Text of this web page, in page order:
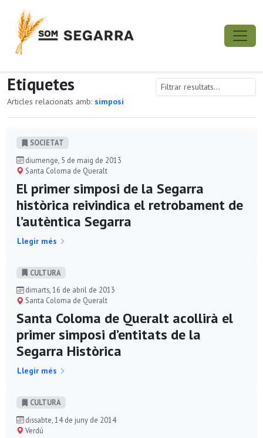
Etiquetes
Articles relacionats amb: simposi
SOCIETAT
diumenge, 5 de maig de 2013
Santa Coloma de Queralt
El primer simposi de la Segarra
històrica reivindica el retrobament de
l’autèntica Segarra
Llegir més
CULTURA
dimarts, 16 de abril de 2013
Santa Coloma de Queralt
Santa Coloma de Queralt acollirà el
primer simposi d’entitats de la
Segarra Històrica
Llegir més
CULTURA
dissabte, 14 de juny de 2014
Verdú